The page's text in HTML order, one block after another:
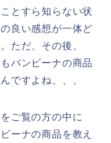
とすら知らない状
良い感想が一体ど
ただ、その後、
バンビーナの商品
ですよね、、、
ご覧の方の中に
ーナの商品を教え